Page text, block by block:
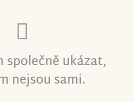
moc rádi. Neustále o
Naštěstí to často odnese
moc děkujeme.
společně ukázat,
nejsou sami.